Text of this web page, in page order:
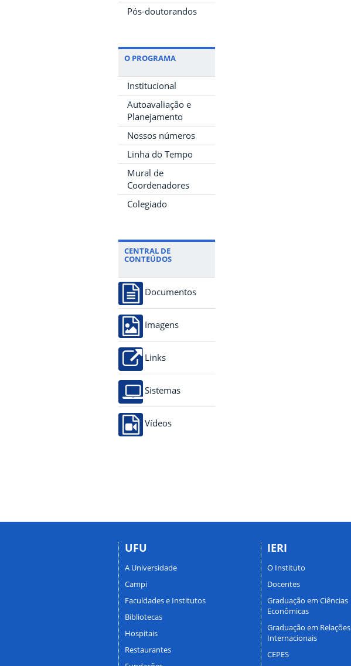
Pós-doutorandos
O PROGRAMA
Institucional
Autoavaliação e
Planejamento
Nossos números
Linha do Tempo
Mural de
Coordenadores
Colegiado
CENTRAL DE
CONTEÚDOS
Documentos
Imagens
Links
Sistemas
Vídeos
UFU
A Universidade
Campi
Faculdades e Institutos
Bibliotecas
Hospitais
Restaurantes
IERI
O Instituto
Docentes
Graduação em Ciências
Econômicas
Graduação em Relações
Internacionais
CEPES